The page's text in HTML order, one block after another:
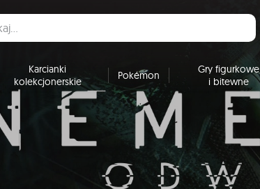
Karcianki
kolekcjonerskie
Pokémon
Gry figurkowe
i bitewne